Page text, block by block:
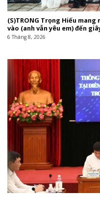
(S)TRONG Trọng Hiếu
vào (anh vẫn yêu em) đến
6 Tháng 8, 2026